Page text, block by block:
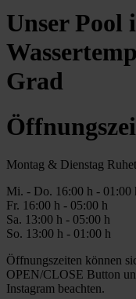
Unser Pool
Grad
Montag & Dienstag
Mi. - Do. 16:00 h - 01:00
Fr. 16:00 h - 05:00 h
Sa. 13:00 h - 05:00 h
So. 13:00 h - 01:00 h
Öffnungszeiten können
OPEN/CLOSE Button
Instagram beachten.